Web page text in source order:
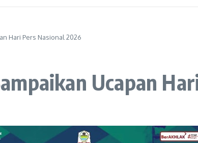
Hari Pers Nasional 2026
Ucapan